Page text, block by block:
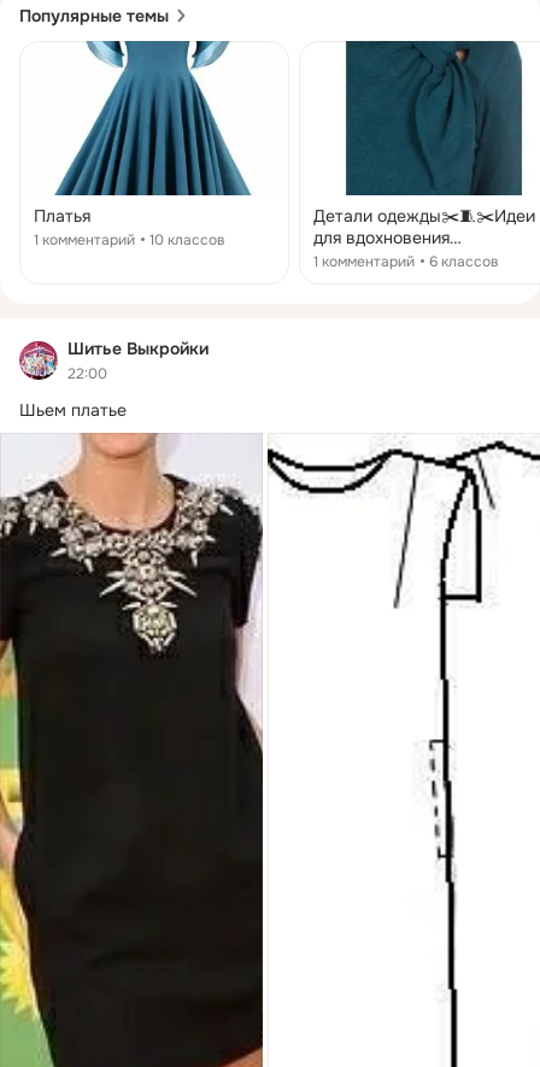
Популярные темы
Платья
1 комментарий 10 классов
Детали одежды✂️🧵✂️Идеи
для вдохновения
1 комментарий 6 классов
Шитье Выкройки
22:00
Шьем платье